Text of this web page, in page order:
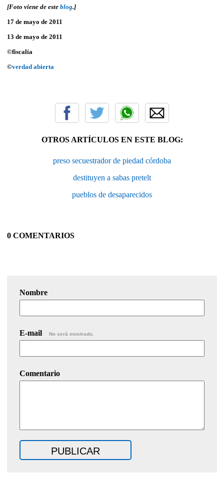
[Foto viene de este blog.]
17 de mayo de 2011
13 de mayo de 2011
©fiscalía
©verdad abierta
OTROS ARTÍCULOS EN ESTE BLOG:
preso secuestrador de piedad córdoba
destituyen a sabas pretelt
pueblos de desaparecidos
0 COMENTARIOS
Nombre
E-mail No será mostrado.
Comentario